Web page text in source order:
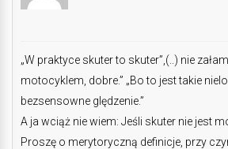
„W praktyce skuter to skuter”,(..) nie
motocyklem, dobre.” „Bo to jest takie
bezsensowne ględzenie.”
A ja wciąż nie wiem: Jeśli skuter nie jest
Proszę o merytoryczną definicje, przy